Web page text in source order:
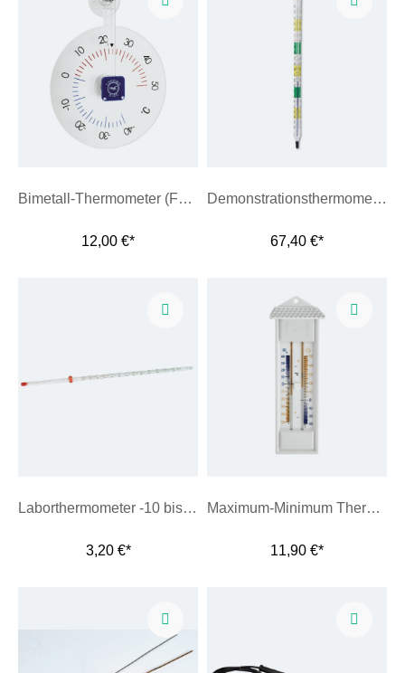
Bimetall-Thermometer (Fensterthermometer)
12,00 €*
Demonstrationsthermometer
67,40 €*
Laborthermometer -10 bis +110 °C/ 1°C
3,20 €*
Maximum-Minimum Thermometer
11,90 €*